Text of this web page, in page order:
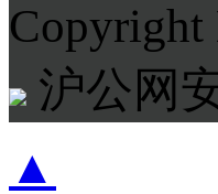
Copyright
沪公网
▲